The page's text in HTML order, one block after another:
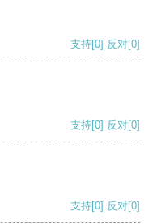
支持[0] 反对[0]
支持[0] 反对[0]
支持[0] 反对[0]